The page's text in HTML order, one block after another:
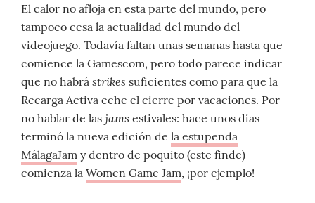
El calor no afloja en esta parte del mundo, pero
tampoco cesa la actualidad del mundo del
videojuego. Todavía faltan unas semanas hasta que
comience la Gamescom, pero todo parece indicar
que no habrá strikes suficientes como para que la
Recarga Activa eche el cierre por vacaciones. Por
no hablar de las jams estivales: hace unos días
terminó la nueva edición de la estupenda
MálagaJam y dentro de poquito (este finde)
comienza la Women Game Jam, ¡por ejemplo!